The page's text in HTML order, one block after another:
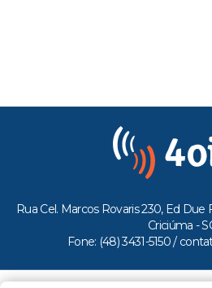
Rua Cel. Marcos Rovaris 230, Ed Due
Criciúma -
Fone: (48) 3431-5150 /